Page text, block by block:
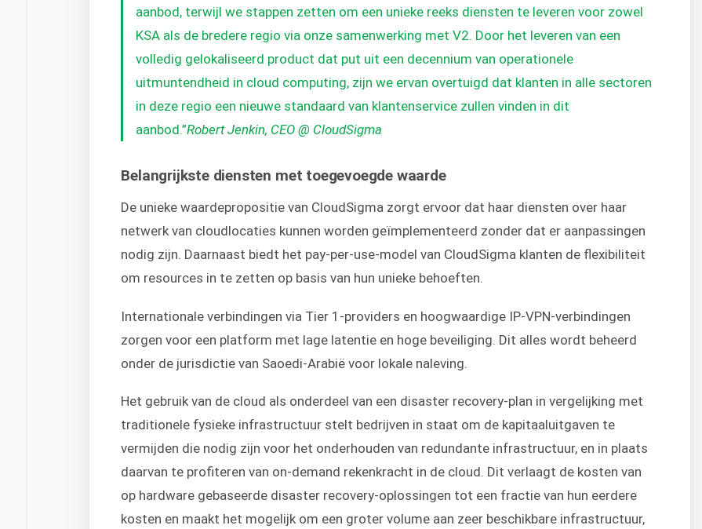
aanbod, terwijl we stappen zetten om een unieke reeks diensten te leveren voor zowel
KSA als de bredere regio via onze samenwerking met V2. Door het leveren van een
volledig gelokaliseerd product dat put uit een decennium van operationele
uitmuntendheid in cloud computing, zijn we ervan overtuigd dat klanten in alle sectoren
in deze regio een nieuwe standaard van klantenservice zullen vinden in dit
aanbod.”Robert Jenkin, CEO @ CloudSigma
Belangrijkste diensten met toegevoegde waarde
De unieke waardepropositie van CloudSigma zorgt ervoor dat haar diensten over haar
netwerk van cloudlocaties kunnen worden geïmplementeerd zonder dat er aanpassingen
nodig zijn. Daarnaast biedt het pay-per-use-model van CloudSigma klanten de flexibiliteit
om resources in te zetten op basis van hun unieke behoeften.
Internationale verbindingen via Tier 1-providers en hoogwaardige IP-VPN-verbindingen
zorgen voor een platform met lage latentie en hoge beveiliging. Dit alles wordt beheerd
onder de jurisdictie van Saoedi-Arabië voor lokale naleving.
Het gebruik van de cloud als onderdeel van een disaster recovery-plan in vergelijking met
traditionele fysieke infrastructuur stelt bedrijven in staat om de kapitaaluitgaven te
vermijden die nodig zijn voor het onderhouden van redundante infrastructuur, en in plaats
daarvan te profiteren van on-demand rekenkracht in de cloud. Dit verlaagt de kosten van
op hardware gebaseerde disaster recovery-oplossingen tot een fractie van hun eerdere
kosten en maakt het mogelijk om een groter volume aan zeer beschikbare infrastructuur,